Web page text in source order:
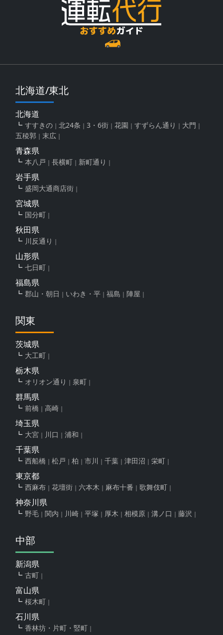
北海道/東北
北海道
すすきの 北24条 3・6街 花園 すずらん通り
大門
五稜郭
末広
青森県
本八戸 長横町 新町通り
岩手県
盛岡大通商店街
宮城県
国分町
秋田県
川反通り
山形県
七日町
福島県
郡山・朝日 いわき・平 福島 陣屋
関東
茨城県
大工町
栃木県
オリオン通り 泉町
群馬県
前橋 高崎
埼玉県
大宮 川口 浦和
千葉県
西船橋 松戸 柏 市川 千葉 津田沼 栄町
東京都
西麻布 花壇街 六本木 麻布十番 歌舞伎町
神奈川県
野毛 関内 川崎 平塚 厚木 相模原 溝ノ口 藤沢
中部
新潟県
古町
富山県
桜木町
石川県
香林坊・片町・竪町